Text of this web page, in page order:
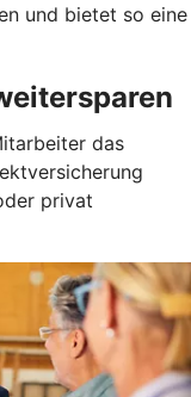
und bietet so eine
das
privat